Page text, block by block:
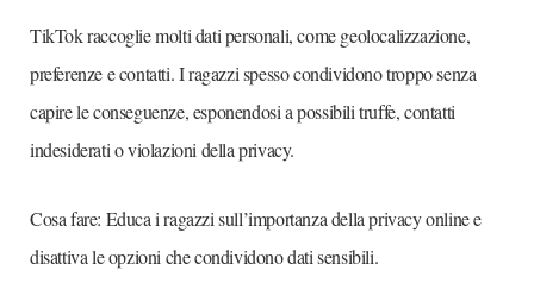
TikTok raccoglie molti dati personali, come geolocalizzazione,
preferenze e contatti. I ragazzi spesso condividono troppo senza
capire le conseguenze, esponendosi a possibili truffe, contatti
indesiderati o violazioni della privacy.
Cosa fare: Educa i ragazzi sull’importanza della privacy online e
disattiva le opzioni che condividono dati sensibili.